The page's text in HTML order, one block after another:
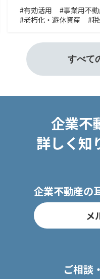
#有効活用
#事業用不
#老朽化・遊休資産
#
すべて
企業不
詳しく知
企業不動産の
メ
ご相談